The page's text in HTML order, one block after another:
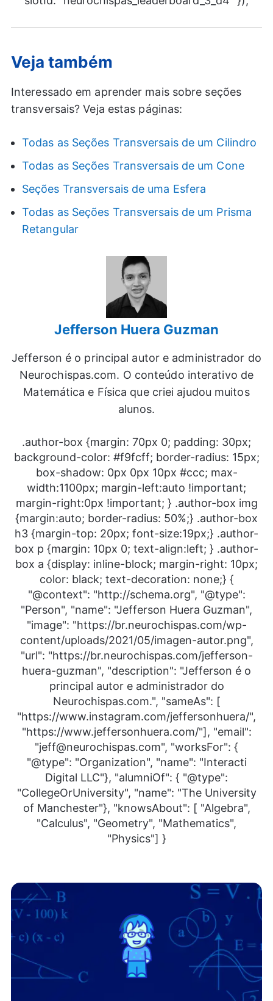
Veja também
Interessado em aprender mais sobre seções
transversais? Veja estas páginas:
Todas as Seções Transversais de um Cilindro
Todas as Seções Transversais de um Cone
Seções Transversais de uma Esfera
Todas as Seções Transversais de um Prisma
Retangular
Jefferson Huera Guzman
Jefferson é o principal autor e administrador do
Neurochispas.com. O conteúdo interativo de
Matemática e Física que criei ajudou muitos
alunos.
.author-box {margin: 70px 0; padding: 30px;
background-color: #f9fcff; border-radius: 15px;
box-shadow: 0px 0px 10px #ccc; max-
width:1100px; margin-left:auto !important;
margin-right:0px !important; } .author-box img
{margin:auto; border-radius: 50%;} .author-box
h3 {margin-top: 20px; font-size:19px;} .author-
box p {margin: 10px 0; text-align:left; } .author-
box a {display: inline-block; margin-right: 10px;
color: black; text-decoration: none;} {
"@context": "http://schema.org", "@type":
"Person", "name": "Jefferson Huera Guzman",
"image": "https://br.neurochispas.com/wp-
content/uploads/2021/05/imagen-autor.png",
"url": "https://br.neurochispas.com/jefferson-
huera-guzman", "description": "Jefferson é o
principal autor e administrador do
Neurochispas.com.", "sameAs": [
"https://www.instagram.com/jeffersonhuera/",
"https://www.jeffersonhuera.com/"], "email":
"jeff@neurochispas.com", "worksFor": {
"@type": "Organization", "name": "Interacti
Digital LLC"}, "alumniOf": { "@type":
"CollegeOrUniversity", "name": "The University
of Manchester"}, "knowsAbout": [ "Algebra",
"Calculus", "Geometry", "Mathematics",
"Physics"] }